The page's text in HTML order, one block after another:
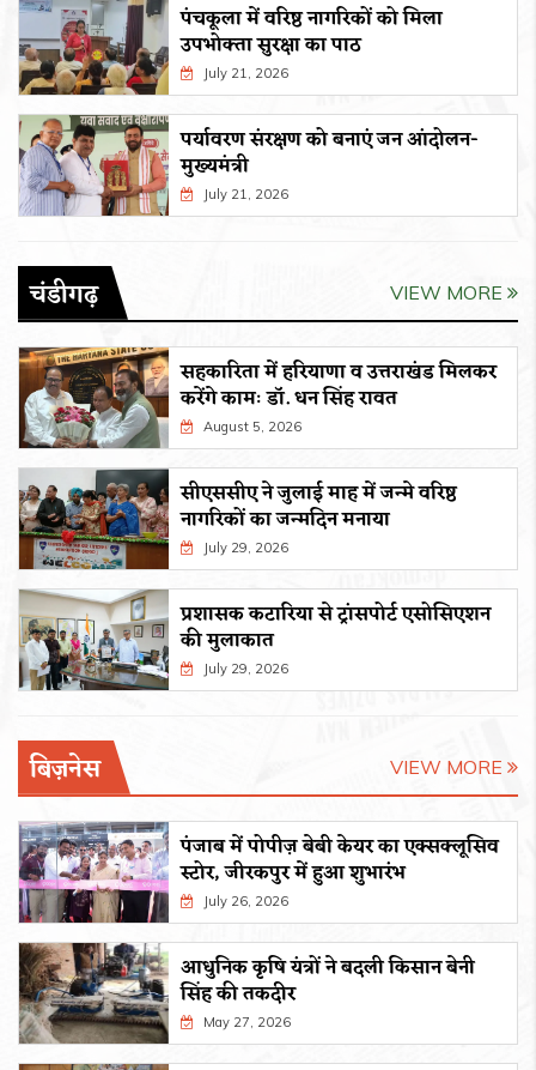
पंचकूला में वरिष्ठ नागरिकों को मिला
उपभोक्ता सुरक्षा का पाठ
July 21, 2026
पर्यावरण संरक्षण को बनाएं जन आंदोलन-
मुख्यमंत्री
July 21, 2026
चंडीगढ़ VIEW MORE
सहकारिता में हरियाणा व उत्तराखंड मिलकर
करेंगे कामः डाॅ. धन सिंह रावत
August 5, 2026
सीएससीए ने जुलाई माह में जन्मे वरिष्ठ
नागरिकों का जन्मदिन मनाया
July 29, 2026
प्रशासक कटारिया से ट्रांसपोर्ट एसोसिएशन
की मुलाकात
July 29, 2026
बिज़नेस VIEW MORE
पंजाब में पोपीज़ बेबी केयर का एक्सक्लूसिव
स्टोर, जीरकपुर में हुआ शुभारंभ
July 26, 2026
आधुनिक कृषि यंत्रों ने बदली किसान बेनी
सिंह की तकदीर
May 27, 2026